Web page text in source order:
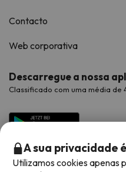
Contacto
Web corporativa
Descarregue a nossa
Classificado com uma média de
A sua privacidade
Utilizamos cookies apenas